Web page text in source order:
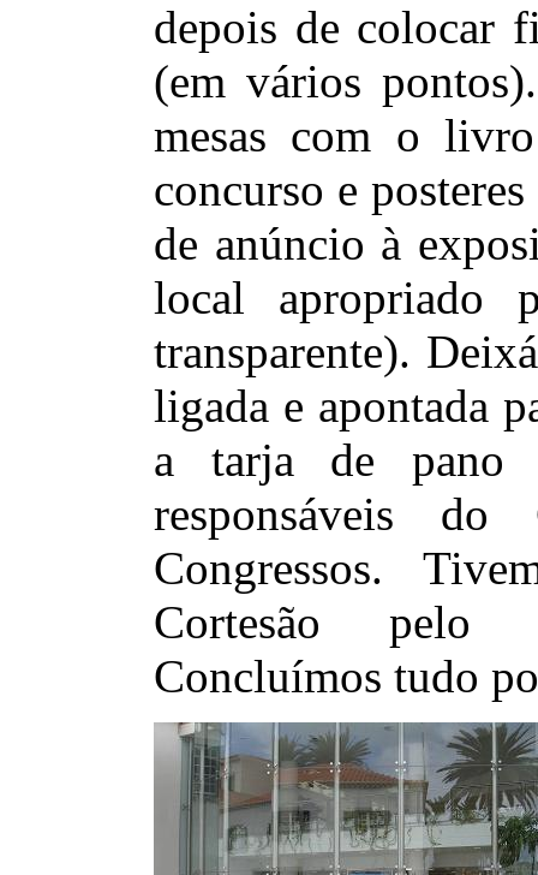
depois de colocar
(em vários
mesas com o
concurso e
de anúncio à
local apropriado
transparente).
ligada e apontada
a tarja de pano
responsáveis
Congressos.
Cortesão pelo
Concluímos tudo